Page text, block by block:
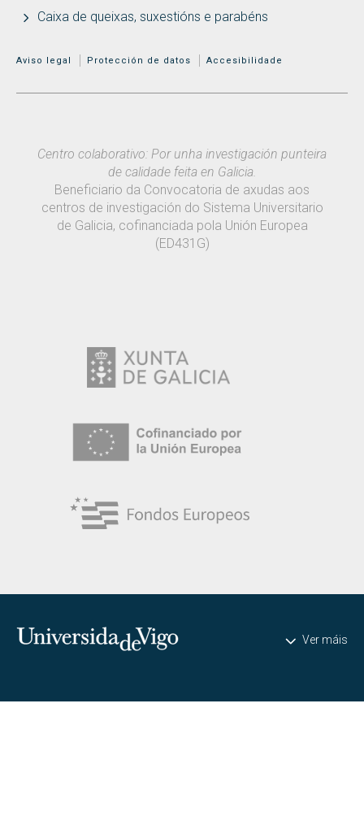
Caixa de queixas, suxestións e parabéns
MENÚ ADICIONAL
Aviso legal Protección de datos Accesibilidade
Centro colaborativo: Por unha investigación punteira
de calidade feita en Galicia.
Beneficiario da Convocatoria de axudas aos
centros de investigación do Sistema Universitario
de Galicia, cofinanciada pola Unión Europea
(ED431G)
Universidade de Vigo Ver máis